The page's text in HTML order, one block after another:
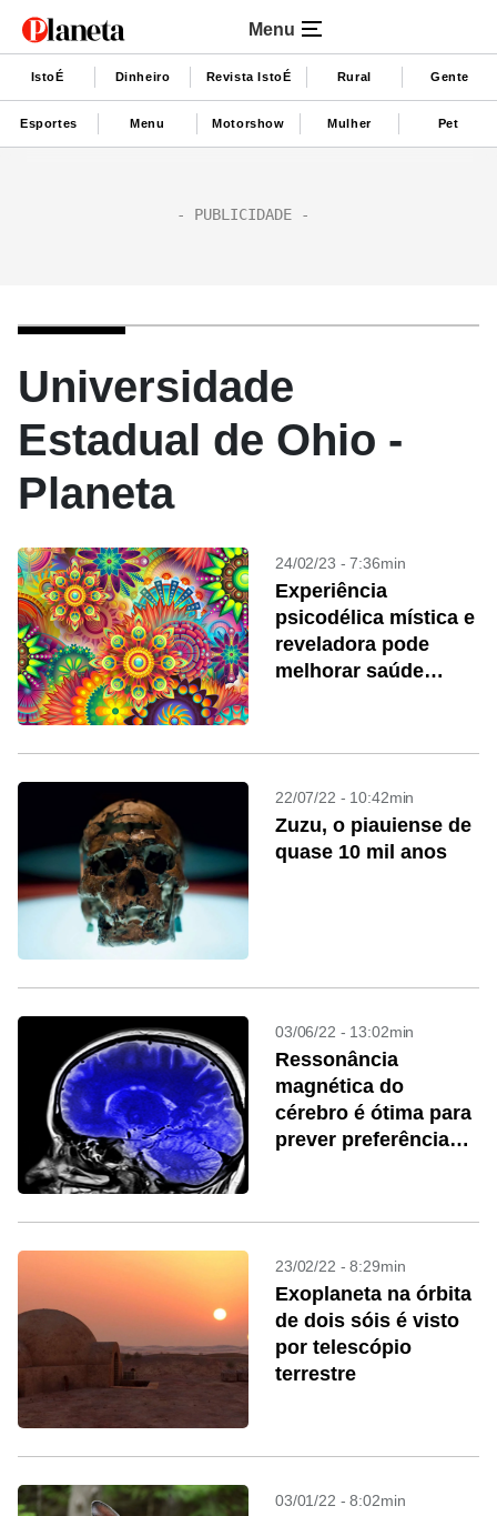
Menu
IstoÉ Dinheiro Revista IstoÉ Rural Gente
Esportes Menu Motorshow Mulher Pet
Universidade
Estadual de Ohio -
Planeta
24/02/23 - 7:36min
Experiência
psicodélica mística e
reveladora pode
melhorar saúde
22/07/22 - 10:42min
Zuzu, o piauiense de
quase 10 mil anos
03/06/22 - 13:02min
Ressonância
magnética do
cérebro é ótima para
prever preferência
23/02/22 - 8:29min
Exoplaneta na órbita
de dois sóis é visto
por telescópio
terrestre
03/01/22 - 8:02min